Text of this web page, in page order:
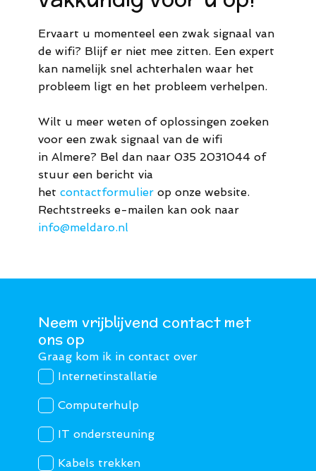
Ervaart u momenteel een zwak signaal van
de wifi? Blijf er niet mee zitten. Een expert
kan namelijk snel achterhalen waar het
probleem ligt en het probleem verhelpen.
Wilt u meer weten of oplossingen zoeken
voor een zwak signaal van de wifi
in Almere? Bel dan naar 035 2031044 of
stuur een bericht via
het contactformulier op onze website.
Rechtstreeks e-mailen kan ook naar
info@meldaro.nl
Neem vrijblijvend contact met
ons op
Graag kom ik in contact over
Internetinstallatie
Computerhulp
IT ondersteuning
Kabels trekken